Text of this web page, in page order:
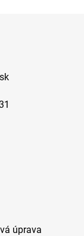
úprava